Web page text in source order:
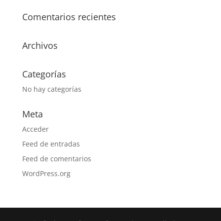
Comentarios recientes
Archivos
Categorías
No hay categorías
Meta
Acceder
Feed de entradas
Feed de comentarios
WordPress.org